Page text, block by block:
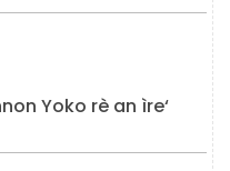
Yoko rè an ìre‘